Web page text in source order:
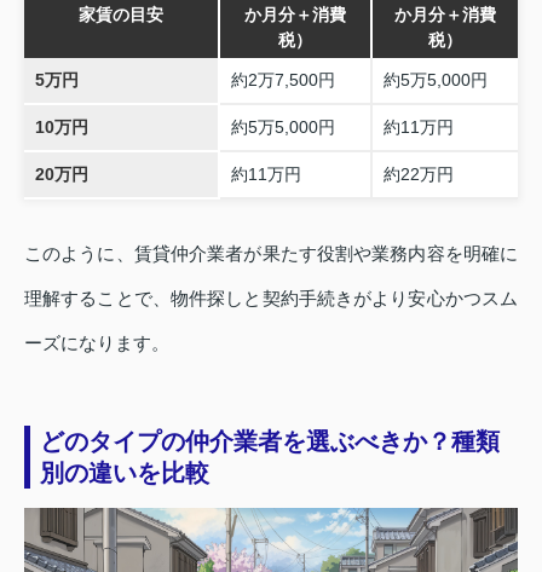
家賃の目安
か月分＋消費
税）
か月分＋消費
税）
5万円 約2万7,500円 約5万5,000円
10万円 約5万5,000円 約11万円
20万円 約11万円 約22万円
このように、賃貸仲介業者が果たす役割や業務内容を明確に
理解することで、物件探しと契約手続きがより安心かつスム
ーズになります。
どのタイプの仲介業者を選ぶべきか？種類
別の違いを比較